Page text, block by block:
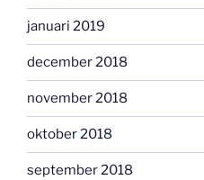
januari 2019
december 2018
november 2018
oktober 2018
september 2018